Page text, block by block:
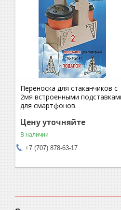
Переноска для стаканчиков с
2мя встроенными
для смартфонов.
Цену уточняйте
В наличии
+7 (707) 878-63-17